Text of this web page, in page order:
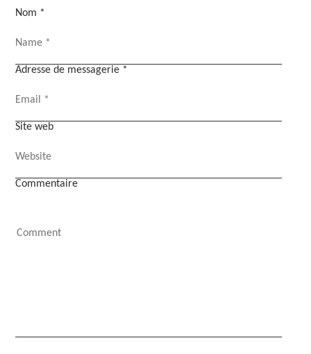
Nom *
Adresse de messagerie *
Site web
Commentaire